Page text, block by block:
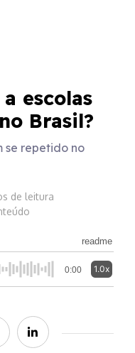
escolas
Brasil?
se repetido no
de leitura
readme
0:00 1.0x